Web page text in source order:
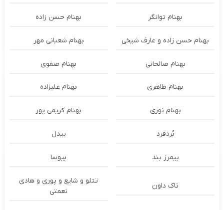
بهنام توانگر بهنام حسن زاده
بهنام حسن زاده و عارف شیخی بهنام شعبانی مهر
بهنام صالحانی بهنام صفوی
بهنام طاهری بهنام علیزاده
بهنام نوری بهنام کریمی پور
بُردفرد بیدل
بیمرز بند بیوسا
تاک داون
تتلو و شایع و پوری و هادی
نعمتی